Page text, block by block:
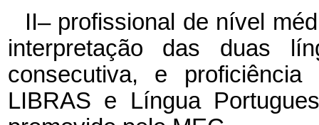
II– profissional de nível
interpretação das duas
consecutiva, e
LIBRAS e Língua